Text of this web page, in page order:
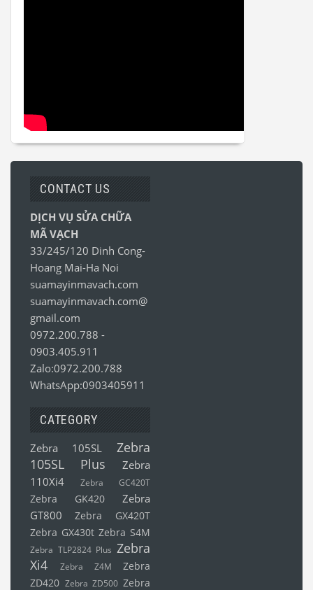
CONTACT US
DỊCH VỤ SỬA CHỮA
MÃ VẠCH
33/245/120 Dinh Cong-
Hoang Mai-Ha Noi
suamayinmavach.com
suamayinmavach.com@
gmail.com
0972.200.788 -
0903.405.911
Zalo:0972.200.788
WhatsApp:0903405911
CATEGORY
Zebra 105SL
Zebra
105SL Plus
Zebra
110Xi4
Zebra GC420T
Zebra GK420
Zebra
GT800
Zebra GX420T
Zebra GX430t Zebra S4M
Zebra TLP2824 Plus Zebra
Xi4
Zebra Z4M
Zebra
ZD420 Zebra ZD500 Zebra